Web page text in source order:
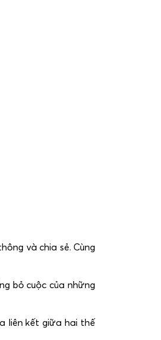
và chia sẻ. Cùng
bỏ cuộc của những
liên kết giữa hai thế